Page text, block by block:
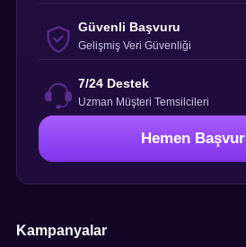
Güvenli Başvuru
Gelişmiş Veri Güvenliği
7/24 Destek
Uzman Müşteri Temsilcileri
Hemen Başvur
Kampanyalar